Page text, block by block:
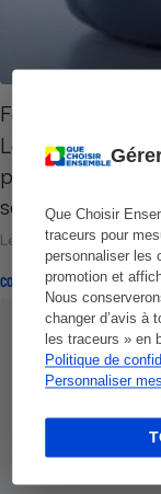
Que Choisir
traceurs pour
personnaliser les
promotion et
Nous
changer d’avis à
les traceurs » en
Politique de
Personnaliser
Four micro-
Le four à micro-
pose sur un
se montre
Le 05 octobre 2011
CONSEILS